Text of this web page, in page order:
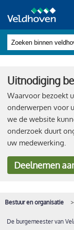
Uitnodiging
Waarvoor bezoekt
onderwerpen voor
we de website
onderzoek duurt
uw medewerking.
Deelnemen
Bestuur en organisatie
De burgemeester van